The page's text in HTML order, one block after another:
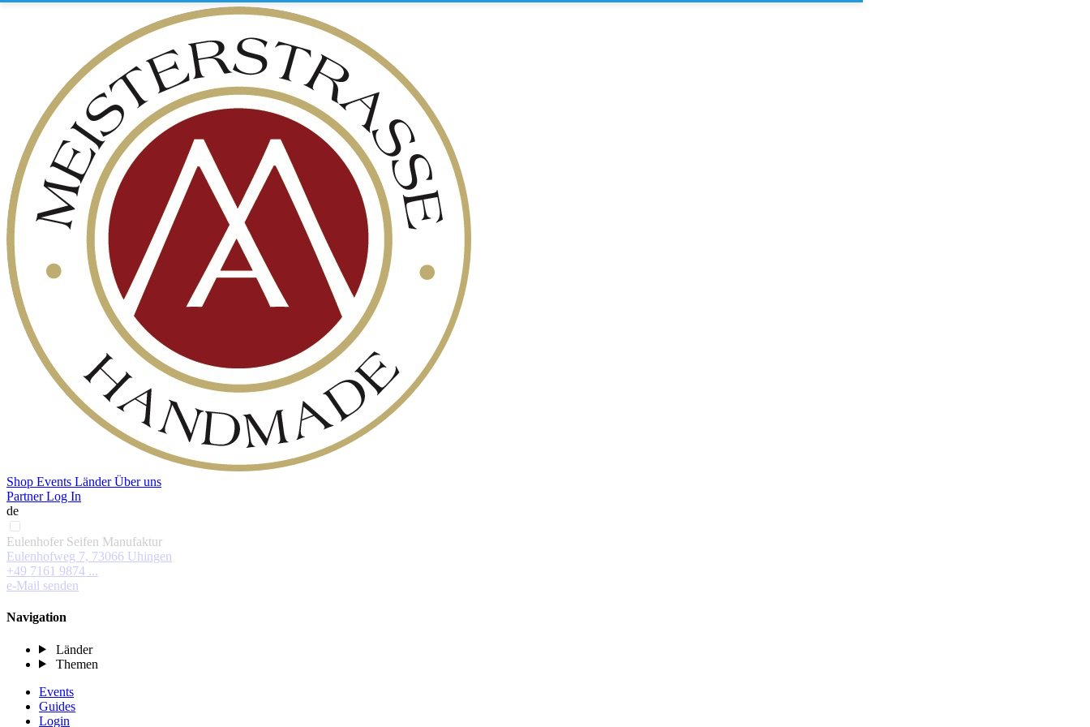
Shop Events LänderÜber uns
Partner Log In
de
Eulenhofer Seifen Manufaktur
Eulenhofweg 7, 73066 Uhingen
+49 7161 9874 ...
e-Mail senden
Navigation
Länder
Themen
Events
Guides
Login